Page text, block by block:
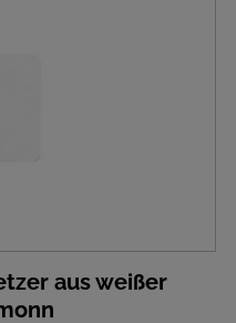
aus weißer